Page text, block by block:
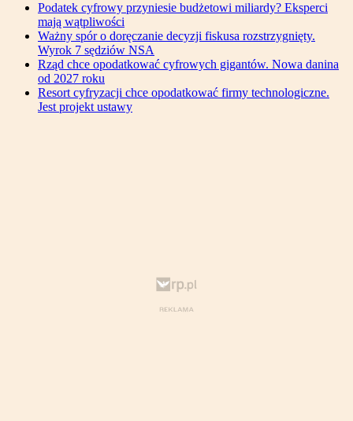
Podatek cyfrowy przyniesie budżetowi miliardy? Eksperci
mają wątpliwości
Ważny spór o doręczanie decyzji fiskusa rozstrzygnięty.
Wyrok 7 sędziów NSA
Rząd chce opodatkować cyfrowych gigantów. Nowa danina
od 2027 roku
Resort cyfryzacji chce opodatkować firmy technologiczne.
Jest projekt ustawy